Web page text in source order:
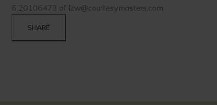
6 20106473 of lzw@courtesymasters.com
SHARE